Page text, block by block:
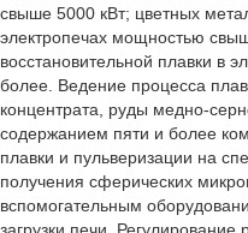
свыше 5000 кВт; цветных
электропечах мощностью
восстановительной плавки в
более. Ведение процесса
концентрата, руды медно-
содержанием пяти и более
плавки и пульверизации на
получения сферических
вспомогательным
загрузки печи.